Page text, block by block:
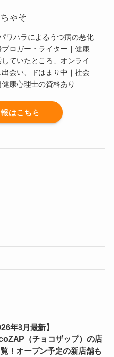
ゃそ
ワハラによるうつ病の悪化
ロガー・ライター｜健康
ていたところ、オンライ
会い、ドはまり中｜社会
康心理士の資格あり
はこちら
年8月最新】
（チョコザップ）の店
！オープン予定の新店舗も